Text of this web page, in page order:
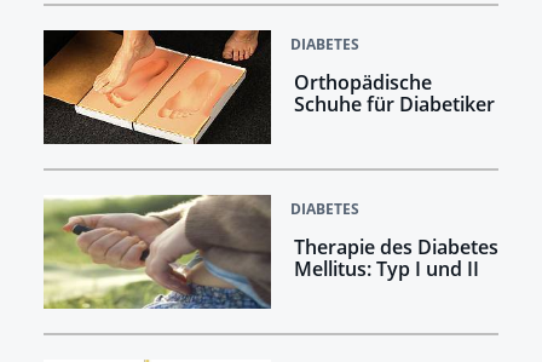
DIABETES
Orthopädische
Schuhe für Diabetiker
DIABETES
Therapie des Diabetes
Mellitus: Typ I und II